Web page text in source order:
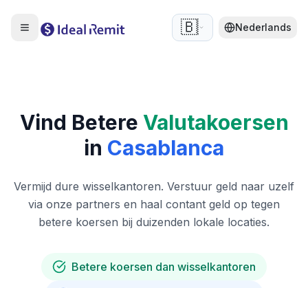
🇧🇪 Nederlands
Vind Betere Valutakoersen
in Casablanca
Vermijd dure wisselkantoren. Verstuur geld naar uzelf
via onze partners en haal contant geld op tegen
betere koersen bij duizenden lokale locaties.
Betere koersen dan wisselkantoren